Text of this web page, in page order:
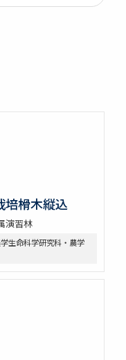
榾木縦込
演習林
生命科学研究科・農学